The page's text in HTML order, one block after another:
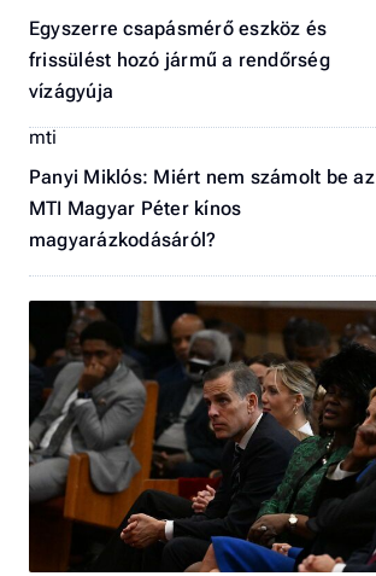
Egyszerre csapásmérő eszköz és
frissülést hozó jármű a rendőrség
vízágyúja
mti
Panyi Miklós: Miért nem számolt be az
MTI Magyar Péter kínos
magyarázkodásáról?